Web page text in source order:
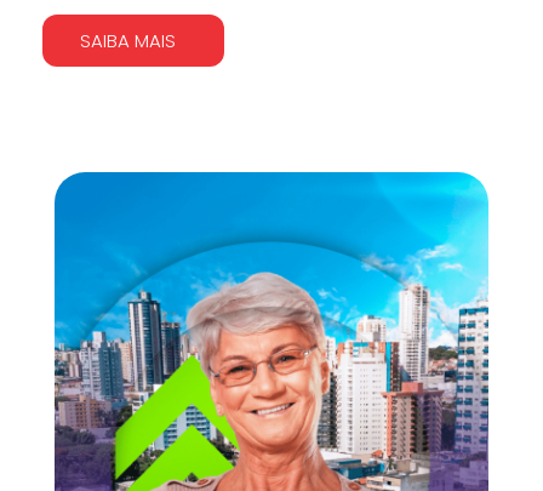
SAIBA MAIS